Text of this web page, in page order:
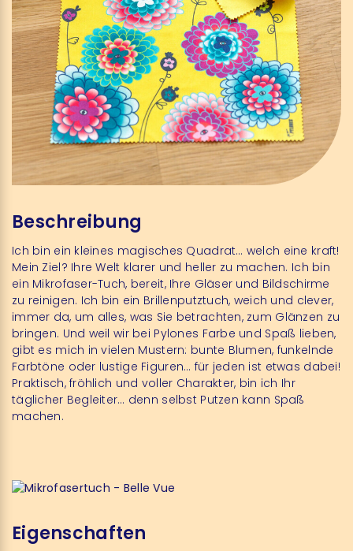
Beschreibung
Ich bin ein kleines magisches Quadrat… welch eine kraft!
Mein Ziel? Ihre Welt klarer und heller zu machen. Ich bin
ein Mikrofaser-Tuch, bereit, Ihre Gläser und Bildschirme
zu reinigen. Ich bin ein Brillenputztuch, weich und clever,
immer da, um alles, was Sie betrachten, zum Glänzen zu
bringen. Und weil wir bei Pylones Farbe und Spaß lieben,
gibt es mich in vielen Mustern: bunte Blumen, funkelnde
Farbtöne oder lustige Figuren… für jeden ist etwas dabei!
Praktisch, fröhlich und voller Charakter, bin ich Ihr
täglicher Begleiter… denn selbst Putzen kann Spaß
machen.
Eigenschaften